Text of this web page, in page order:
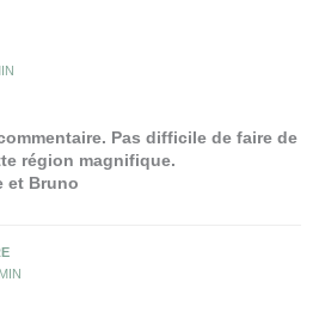
Pas difficile de faire de
région magnifique.
et Bruno